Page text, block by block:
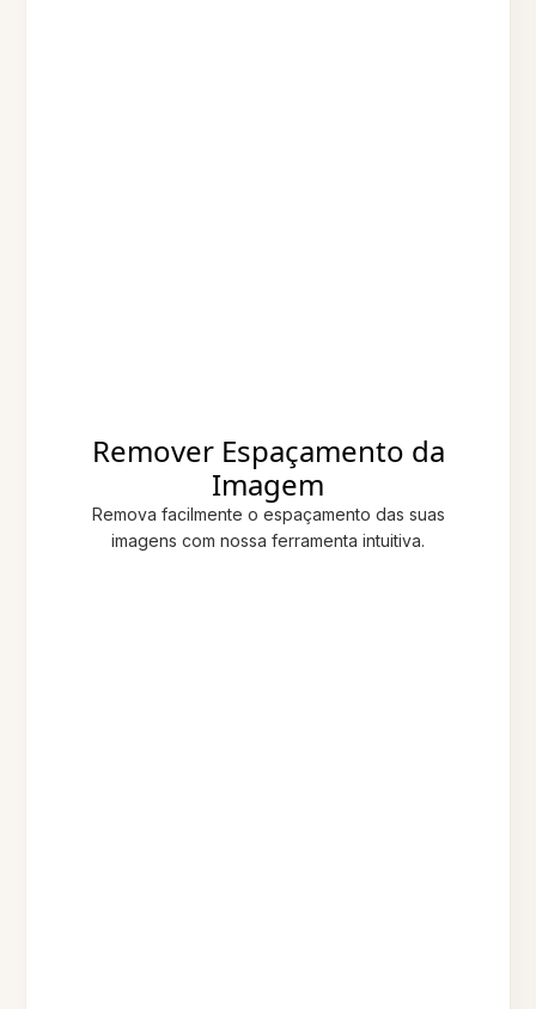
Remover Espaçamento da
Imagem
Remova facilmente o espaçamento das suas
imagens com nossa ferramenta intuitiva.